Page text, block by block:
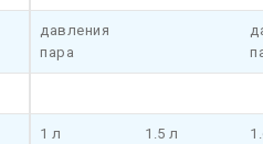
давления
пара
1 л 1.5 л